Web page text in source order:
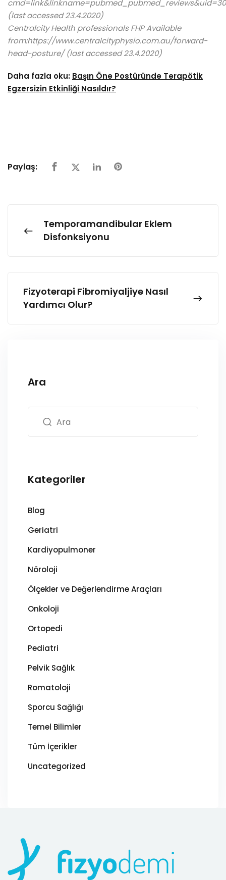
(last accessed 23.4.2020)
Centralcity Health professionals FHP Available
from:https://www.centralcityphysio.com.au/forward-
head-posture/ (last accessed 23.4.2020)
Daha fazla oku: Başın Öne Postüründe Terapötik
Egzersizin Etkinliği Nasıldır?
Paylaş:
Temporamandibular Eklem
Disfonksiyonu
Fizyoterapi Fibromiyaljiye Nasıl
Yardımcı Olur?
Ara
Kategoriler
Blog
Geriatri
Kardiyopulmoner
Nöroloji
Ölçekler ve Değerlendirme Araçları
Onkoloji
Ortopedi
Pediatri
Pelvik Sağlık
Romatoloji
Sporcu Sağlığı
Temel Bilimler
Tüm İçerikler
Uncategorized